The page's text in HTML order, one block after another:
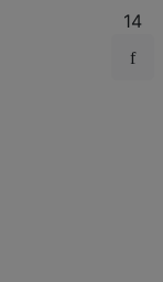
14